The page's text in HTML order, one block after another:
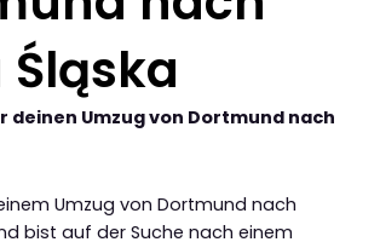
Śląska
deinen Umzug von Dortmund nach
Umzug von Dortmund nach
bist auf der Suche nach einem